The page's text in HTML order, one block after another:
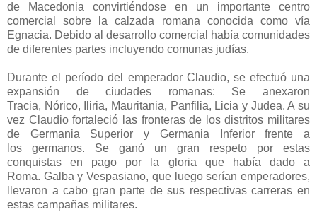
de Macedonia convirtiéndose en un importante centro
comercial sobre la calzada romana conocida como vía
Egnacia. Debido al desarrollo comercial había comunidades
de diferentes partes incluyendo comunas judías.
Durante el período del emperador Claudio, se efectuó una
expansión de ciudades romanas: Se anexaron
Tracia, Nórico, Iliria, Mauritania, Panfilia, Licia y Judea. A su
vez Claudio fortaleció las fronteras de los distritos militares
de Germania Superior y Germania Inferior frente a
los germanos. Se ganó un gran respeto por estas
conquistas en pago por la gloria que había dado a
Roma. Galba y Vespasiano, que luego serían emperadores,
llevaron a cabo gran parte de sus respectivas carreras en
estas campañas militares.